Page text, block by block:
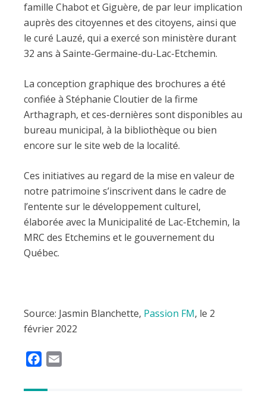
famille Chabot et Giguère, de par leur implication
auprès des citoyennes et des citoyens, ainsi que
le curé Lauzé, qui a exercé son ministère durant
32 ans à Sainte-Germaine-du-Lac-Etchemin.
La conception graphique des brochures a été
confiée à Stéphanie Cloutier de la firme
Arthagraph, et ces-dernières sont disponibles au
bureau municipal, à la bibliothèque ou bien
encore sur le site web de la localité.
Ces initiatives au regard de la mise en valeur de
notre patrimoine s’inscrivent dans le cadre de
l’entente sur le développement culturel,
élaborée avec la Municipalité de Lac-Etchemin, la
MRC des Etchemins et le gouvernement du
Québec.
Source: Jasmin Blanchette, Passion FM, le 2
février 2022
c